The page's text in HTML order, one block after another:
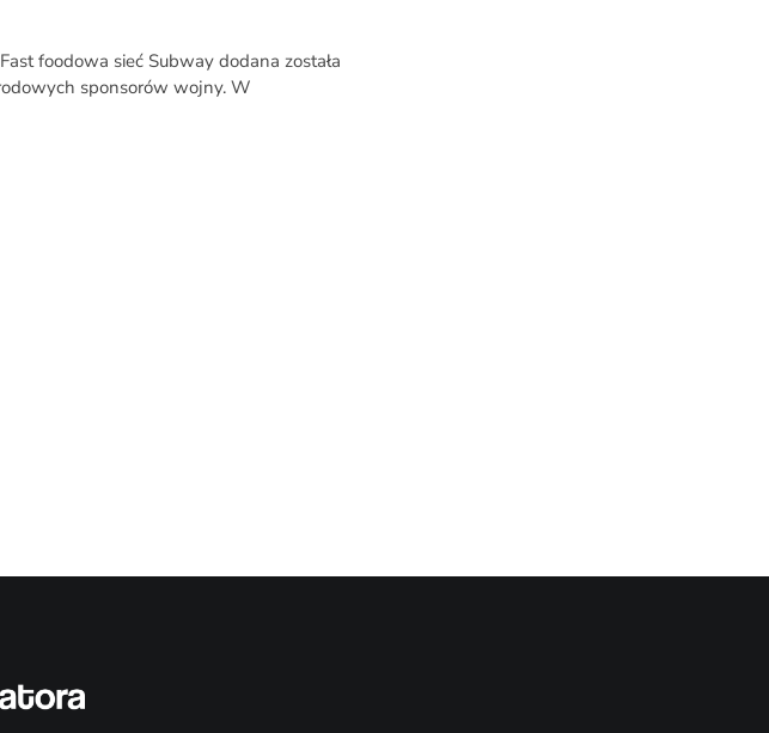
foodowa sieć Subway dodana została
sponsorów wojny. W